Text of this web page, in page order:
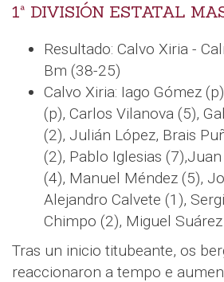
1ª DIVISIÓN ESTATAL
Resultado: Calvo Xiria -
Bm (38-25)
Calvo Xiria: Iago Gómez
(p), Carlos Vilanova (5),
(2), Julián López, Brais
(2), Pablo Iglesias
(4), Manuel Méndez (5),
Alejandro Calvete (1),
Chimpo (2), Miguel
Tras un inicio titubeante, os
reaccionaron a tempo e